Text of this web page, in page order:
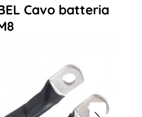
Cavo batteria